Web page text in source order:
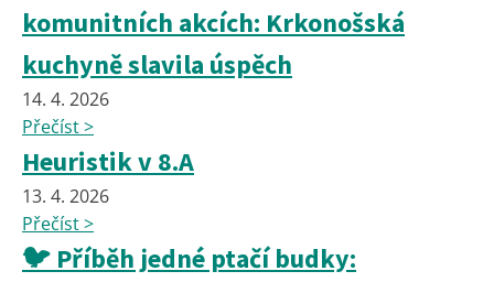
komunitních akcích: Krkonošská
kuchyně slavila úspěch
14. 4. 2026
Přečíst >
Heuristik v 8.A
13. 4. 2026
Přečíst >
🐦 Příběh jedné ptačí budky: